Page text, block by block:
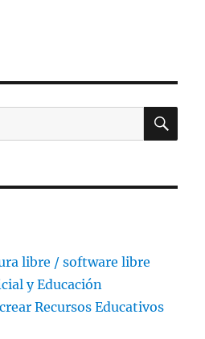
libre / software libre
y Educación
Recursos Educativos